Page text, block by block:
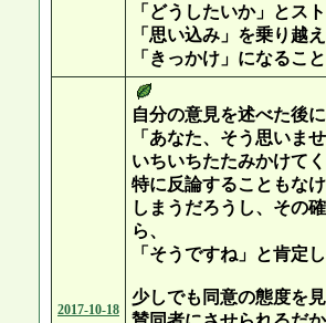
「どうしたいか」とス
「思い込み」を乗り越
「きっかけ」になるこ
2017-10-18
自分の意見を述べた後
「あなた、そう思いま
いちいちたたみかけて
特に反論することもな
しまうだろうし、その
ら、
「そうですね」と肯定
少しでも同意の態度を